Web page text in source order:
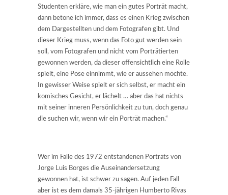
Studenten erkläre, wie man ein gutes Porträt macht,
dann betone ich immer, dass es einen Krieg zwischen
dem Dargestellten und dem Fotografen gibt. Und
dieser Krieg muss, wenn das Foto gut werden sein
soll, vom Fotografen und nicht vom Porträtierten
gewonnen werden, da dieser offensichtlich eine Rolle
spielt, eine Pose einnimmt, wie er aussehen möchte.
In gewisser Weise spielt er sich selbst, er macht ein
komisches Gesicht, er lächelt … aber das hat nichts
mit seiner inneren Persönlichkeit zu tun, doch genau
die suchen wir, wenn wir ein Porträt machen.“
Wer im Falle des 1972 entstandenen Porträts von
Jorge Luis Borges die Auseinandersetzung
gewonnen hat, ist schwer zu sagen. Auf jeden Fall
aber ist es dem damals 35-jährigen Humberto Rivas